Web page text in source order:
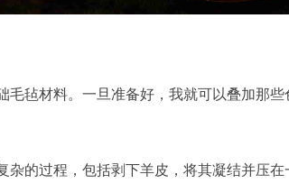
毛毡材料。一旦准备好，我就可以叠加那
的过程，包括剥下羊皮，将其凝结并压在